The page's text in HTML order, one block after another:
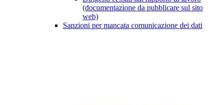
(documentazione da pubblicare sul sito
web)
Sanzioni per mancata comunicazione dei dati